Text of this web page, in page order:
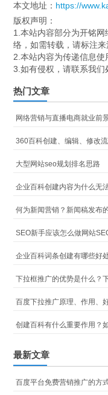
本文地址： https://
版权声明：
1.本站内容部分为开铭
络，如需转载，请标注来
2.本站内容为传递信息使
3.如有侵权，请联系我们
热门文章
网络营销与直播电商就业前
360百科创建、编辑、修改
大型网站seo规划排名思路
企业百科创建内容为什么无
何为新闻营销？新闻稿发布
SEO新手应该怎么做网站
企业百科词条创建有哪些好
下拉框推广的优势是什么？
百度下拉推广原理、作用、
创建百科有什么重要作用？
最新文章
百度平台免费营销推广的方